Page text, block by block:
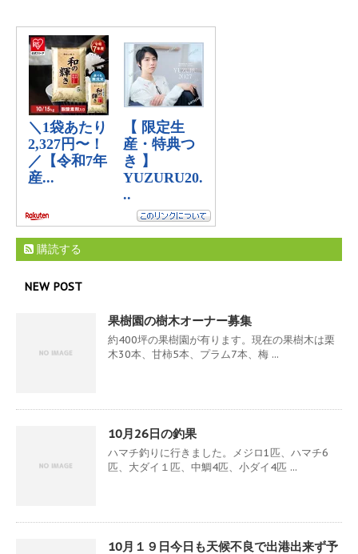
購読する
NEW POST
果樹園の樹木オーナー募集
約400坪の果樹園が有ります。現在の果樹木は栗
木30本、甘柿5本、プラム7本、梅 ...
10月26日の釣果
ハマチ釣りに行きました。メジロ1匹、ハマチ6
匹、大ダイ１匹、中鯛4匹、小ダイ4匹 ...
10月１９日今日も天候不良で出港出来ず予